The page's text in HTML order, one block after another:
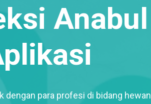
Anabul
dengan para profesi di bidang hewan